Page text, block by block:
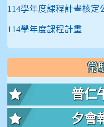
114學年度課程計畫核定
114學年度課程計畫
常
普仁
夕會